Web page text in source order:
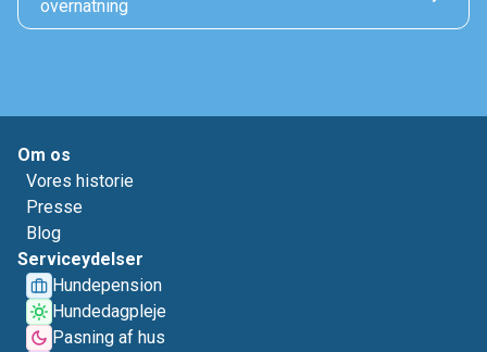
overnatning
Om os
Vores historie
Presse
Blog
Serviceydelser
Hundepension
Hundedagpleje
Pasning af hus